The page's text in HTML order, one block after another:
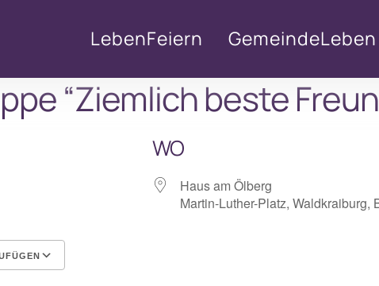
LebenFeiern GemeindeLeben
“Ziemlich beste
WO
Haus am Ölberg
Martin-Luther-Platz, Waldkraiburg,